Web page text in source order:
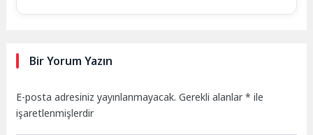
Bir Yorum Yazın
E-posta adresiniz yayınlanmayacak. Gerekli alanlar* ile
işaretlenmişlerdir